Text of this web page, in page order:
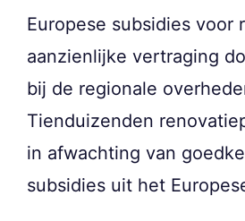
Europese subsidies voor
aanzienlijke vertraging
bij de regionale
Tienduizenden
in afwachting van
subsidies uit het